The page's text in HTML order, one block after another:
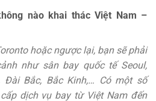
nào khai thác Việt Nam –
hoặc ngược lại, bạn sẽ phải
như sân bay quốc tế Seoul,
Đài Bắc, Bắc Kinh,… Có một số
dịch vụ bay từ Việt Nam đến